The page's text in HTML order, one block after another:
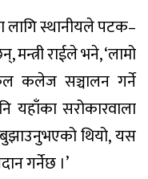
स्थानीयले पटक–
राईले भने, ‘लामो
कलेज सञ्चालन गर्ने
यहाँका सरोकारवाला
थियो, यस
गर्नेछ ।’